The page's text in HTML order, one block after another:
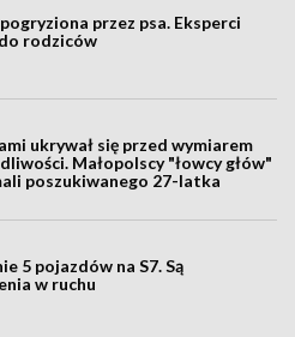
przez psa. Eksperci
rodziców
ukrywał się przed wymiarem
Małopolscy "łowcy głów"
poszukiwanego 27-latka
5 pojazdów na S7. Są
w ruchu